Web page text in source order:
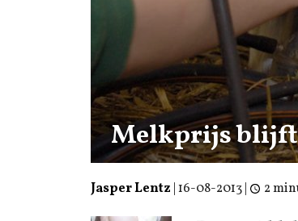
Melkprijs blijft
Jasper Lentz 16-08-2013| 2